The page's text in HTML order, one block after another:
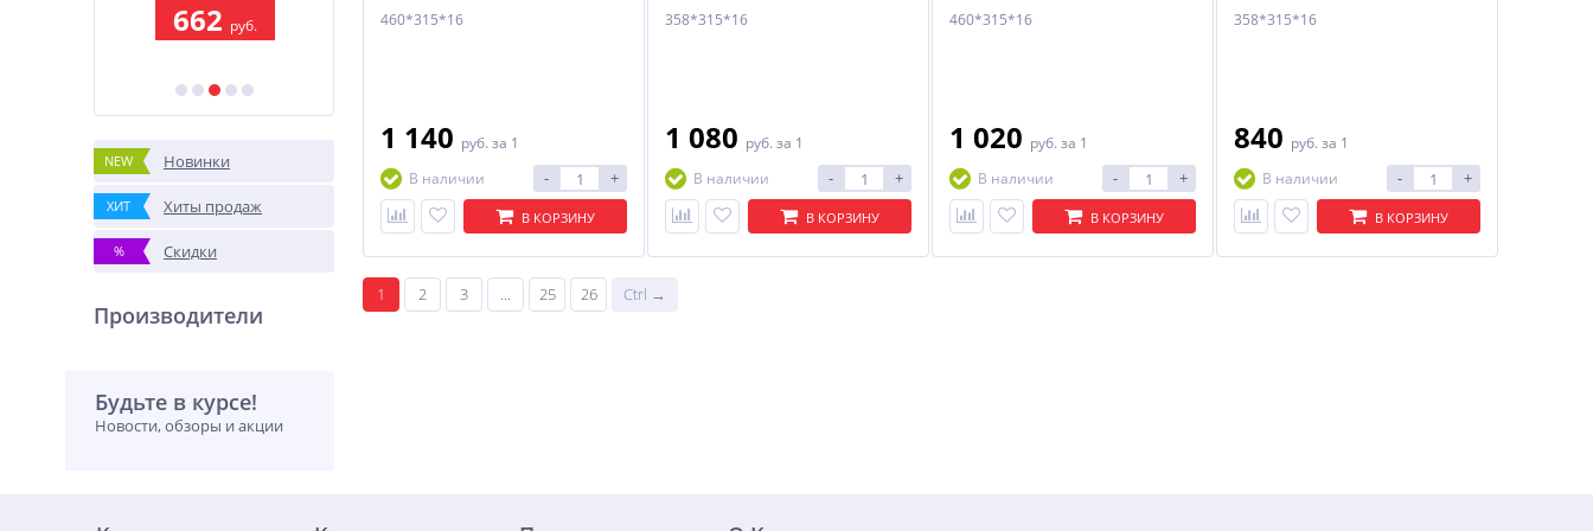
662 руб. 608 1 256руб. руб.
NEW Новинки
ХИТ Хиты продаж
% Скидки
Производители
Будьте в курсе!
Новости, обзоры и акции
460*315*16
1 140 руб. за 1
В наличии
- +
В КОРЗИНУ
358*315*16
1 080 руб. за 1
В наличии
- +
В КОРЗИНУ
460*315*16
1 020 руб. за 1
В наличии
- +
В КОРЗИНУ
358*315*16
840 руб. за 1
В наличии
- +
В КОРЗИНУ
1 2 3 ... 25 26 Ctrl →